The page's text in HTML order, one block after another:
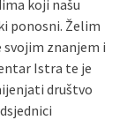
koji našu
ponosni. Želim
znanjem i
Istra te je
društvo